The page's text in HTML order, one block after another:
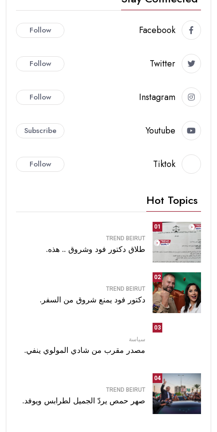
Facebook
Follow
Twitter
Follow
Instagram
Follow
Youtube
Subscribe
Tiktok
Follow
Hot Topics
01
TREND BEIRUT
طلاق دكتور فود وشروق .. هذه.
02
TREND BEIRUT
دكتور فود يمنع شروق من السفر.
03
سياسة
مصدر مقرب من شادي المولوي ينفي.
04
TREND BEIRUT
صهر حمص يردّ الجميل لطرابس ويوفد.